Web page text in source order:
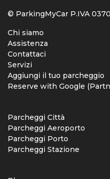
© ParkingMyCar P.IVA
Chi siamo
Assistenza
Contattaci
Servizi
Aggiungi il tuo parcheggio
Reserve with Google
Parcheggi Città
Parcheggi Aeroporto
Parcheggi Porto
Parcheggi Stazione